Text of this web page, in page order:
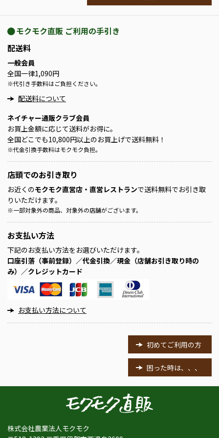
モクモク直販 ご利用の手引き
配送料
一般会員
全国一律1,090円
※代引き手数料はご負担ください。
配送料について
ネイチャー通販クラブ会員
お買上金額に応じて送料がお得に。
全国どこでも10,800円以上のお買上げで送料無料！
※代金引換手数料はモクモク負担。
店頭でのお引き取り
お近くのモクモク直営店・直営レストランで送料無料でお引き取
りいただけます。
※一部対象外の商品、対象外の店舗がございます。
お支払い方法
下記のお支払い方法をお選びいただけます。
口座引落（事前登録）／代金引換／現金（店舗お引き取り時の
み）／クレジットカード
お支払い方法について
初めてご利用の方
困った時は、、、
株式会社農業法人モクモク